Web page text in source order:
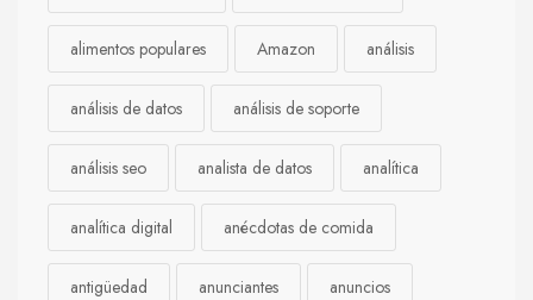
alimentos populares Amazon análisis
análisis de datos análisis de soporte
análisis seo analista de datos analítica
analítica digital anécdotas de comida
antigüedad anunciantes anuncios